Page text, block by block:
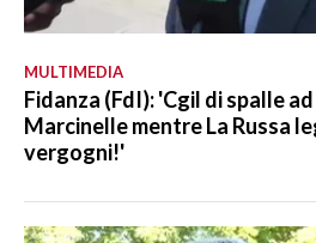
MULTIMEDIA
Fidanza (FdI): 'Cgil di spalle
Marcinelle mentre La Russa
vergogni!'